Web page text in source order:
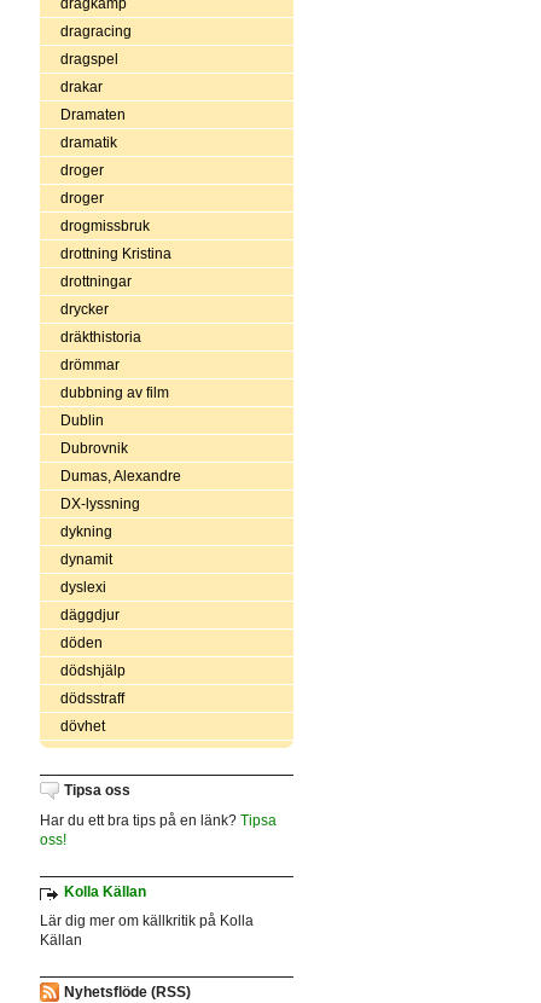
dragkamp
dragracing
dragspel
drakar
Dramaten
dramatik
droger
droger
drogmissbruk
drottning Kristina
drottningar
drycker
dräkthistoria
drömmar
dubbning av film
Dublin
Dubrovnik
Dumas, Alexandre
DX-lyssning
dykning
dynamit
dyslexi
däggdjur
döden
dödshjälp
dödsstraff
dövhet
Tipsa oss
Har du ett bra tips på en länk? Tipsa
oss!
Kolla Källan
Lär dig mer om källkritik på Kolla
Källan
Nyhetsflöde (RSS)